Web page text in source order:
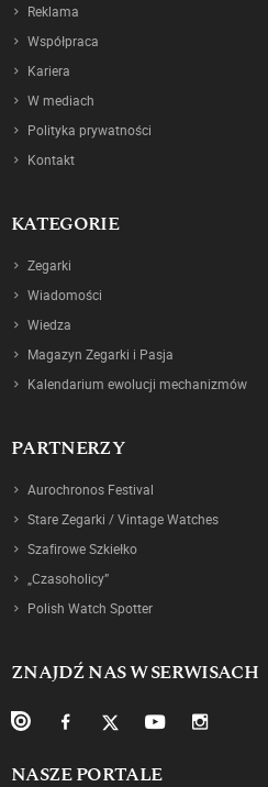
Reklama
Współpraca
Kariera
W mediach
Polityka prywatności
Kontakt
KATEGORIE
Zegarki
Wiadomości
Wiedza
Magazyn Zegarki i Pasja
Kalendarium ewolucji mechanizmów
PARTNERZY
Aurochronos Festival
Stare Zegarki / Vintage Watches
Szafirowe Szkiełko
„Czasoholicy”
Polish Watch Spotter
ZNAJDŹ NAS W SERWISACH
NASZE PORTALE